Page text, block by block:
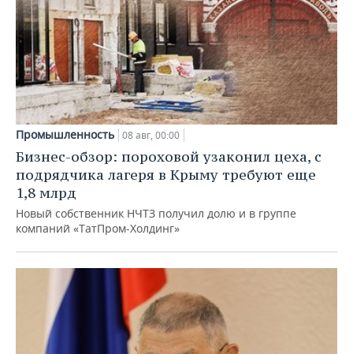
Промышленность 08 авг, 00:00
Бизнес-обзор: пороховой узаконил цеха, с
подрядчика лагеря в Крыму требуют еще
1,8 млрд
Новый собственник НЧТЗ получил долю и в группе
компаний «ТатПром-Холдинг»